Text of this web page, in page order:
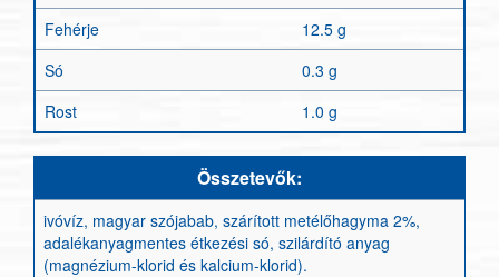
Fehérje
12.5 g
Só
0.3 g
Rost
1.0 g
Összetevők:
ivóvíz, magyar szójabab, szárított metélőhagyma 2%,
adalékanyagmentes étkezési só, szilárdító anyag
(magnézium-klorid és kalcium-klorid).